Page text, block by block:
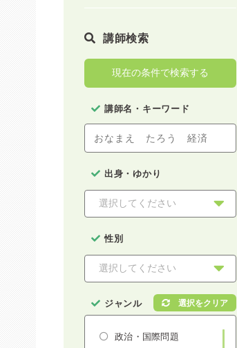
講師検索
現在の条件で検索する
講師名・キーワード
出身・ゆかり
性別
ジャンル
政治・国際問題